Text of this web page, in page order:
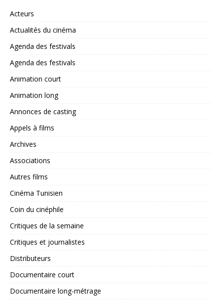
Acteurs
Actualités du cinéma
Agenda des festivals
Agenda des festivals
Animation court
Animation long
Annonces de casting
Appels à films
Archives
Associations
Autres films
Cinéma Tunisien
Coin du cinéphile
Critiques de la semaine
Critiques et journalistes
Distributeurs
Documentaire court
Documentaire long-métrage